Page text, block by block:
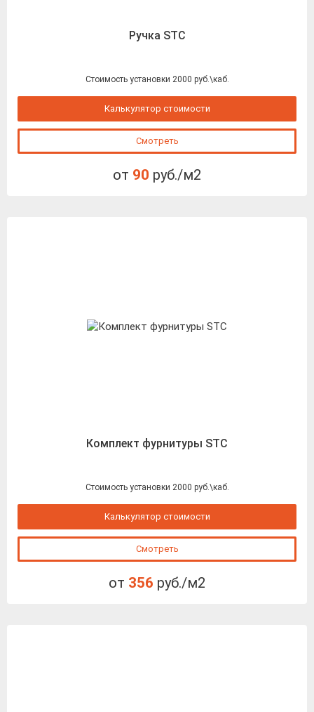
Ручка STC
Стоимость установки 2000 руб.\каб.
Калькулятор стоимости
Смотреть
от 90 руб./м2
Комплект фурнитуры STC
Стоимость установки 2000 руб.\каб.
Калькулятор стоимости
Смотреть
от 356 руб./м2